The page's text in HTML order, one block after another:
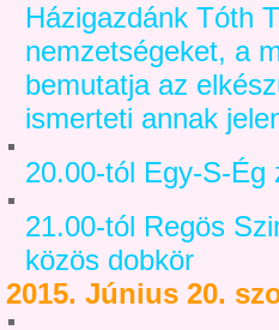
Házigazdánk Tóth
nemzetségeket, a
bemutatja az
ismerteti annak
20.00-tól Egy-S-Ég
21.00-tól Regös
közös dobkör
2015. Június 20.